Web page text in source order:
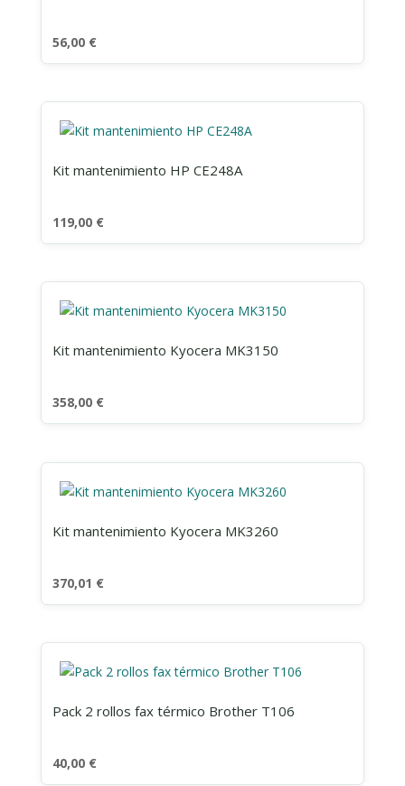
56,00 €
Kit mantenimiento HP CE248A
119,00 €
Kit mantenimiento Kyocera MK3150
358,00 €
Kit mantenimiento Kyocera MK3260
370,01 €
Pack 2 rollos fax térmico Brother T106
40,00 €